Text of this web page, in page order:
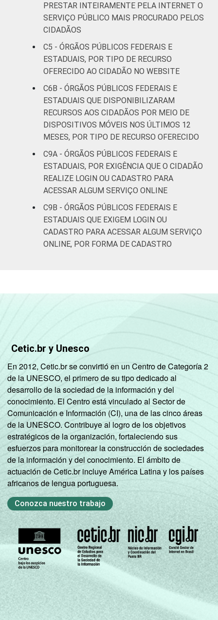
PRESTAR INTEIRAMENTE PELA INTERNET O
SERVIÇO PÚBLICO MAIS PROCURADO PELOS
CIDADÃOS
C5 - ÓRGÃOS PÚBLICOS FEDERAIS E
ESTADUAIS, POR TIPO DE RECURSO
OFERECIDO AO CIDADÃO NO WEBSITE
C6B - ÓRGÃOS PÚBLICOS FEDERAIS E
ESTADUAIS QUE DISPONIBILIZARAM
RECURSOS AOS CIDADÃOS POR MEIO DE
DISPOSITIVOS MÓVEIS NOS ÚLTIMOS 12
MESES, POR TIPO DE RECURSO OFERECIDO
C9A - ÓRGÃOS PÚBLICOS FEDERAIS E
ESTADUAIS, POR EXIGÊNCIA QUE O CIDADÃO
REALIZE LOGIN OU CADASTRO PARA
ACESSAR ALGUM SERVIÇO ONLINE
C9B - ÓRGÃOS PÚBLICOS FEDERAIS E
ESTADUAIS QUE EXIGEM LOGIN OU
CADASTRO PARA ACESSAR ALGUM SERVIÇO
ONLINE, POR FORMA DE CADASTRO
Cetic.br y Unesco
En 2012, Cetic.br se convirtió en un Centro de Categoría 2
de la UNESCO, el primero de su tipo dedicado al
desarrollo de la sociedad de la información y del
conocimiento. El Centro está vinculado al Sector de
Comunicación e Información (CI), una de las cinco áreas
de la UNESCO. Contribuye al logro de los objetivos
estratégicos de la organización, fortaleciendo sus
esfuerzos para monitorear la construcción de sociedades
de la información y del conocimiento. El ámbito de
actuación de Cetic.br incluye América Latina y los países
africanos de lengua portuguesa.
Conozca nuestro trabajo